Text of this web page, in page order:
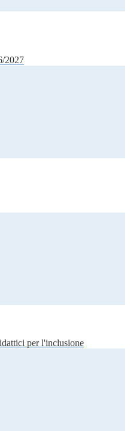
2027
per l'inclusione